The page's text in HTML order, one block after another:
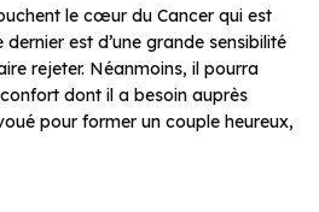
le cœur du Cancer qui est
est d’une grande sensibilité
rejeter. Néanmoins, il pourra
dont il a besoin auprès
pour former un couple heureux,